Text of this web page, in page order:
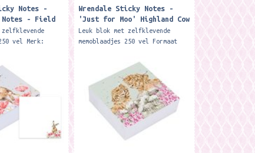
Notes -
Notes - Field
zelfklevende
vel Merk:
of...
Wrendale Sticky Notes -
'Just for Moo' Highland Cow
Sticky Notes ​
Leuk blok met zelfklevende
memoblaadjes 250 vel Formaat
Wrendale Designs This handy
sticky note block,...